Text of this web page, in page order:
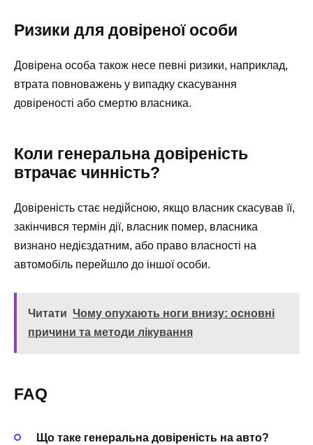
Ризики для довіреної особи
Довірена особа також несе певні ризики, наприклад,
втрата повноважень у випадку скасування
довіреності або смертю власника.
Коли генеральна довіреність
втрачає чинність?
Довіреність стає недійсною, якщо власник скасував її,
закінчився термін дії, власник помер, власника
визнано недієздатним, або право власності на
автомобіль перейшло до іншої особи.
Читати Чому опухають ноги внизу: основні
причини та методи лікування
FAQ
Що таке генеральна довіреність на авто?